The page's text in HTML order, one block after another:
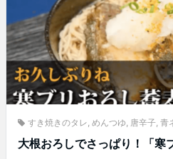
すき焼きのタレ, めんつゆ, 唐辛子, 青
大根おろしでさっぱり！「寒